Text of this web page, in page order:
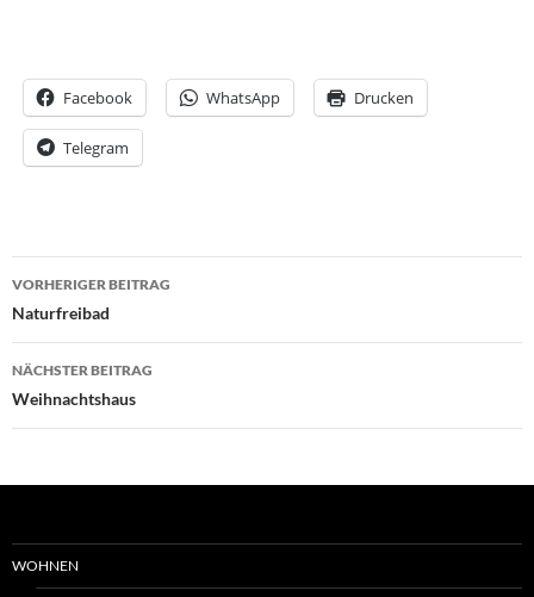
Facebook WhatsApp Drucken
Telegram
Beitrags-
Navigation
VORHERIGER BEITRAG
Naturfreibad
NÄCHSTER BEITRAG
Weihnachtshaus
WOHNEN